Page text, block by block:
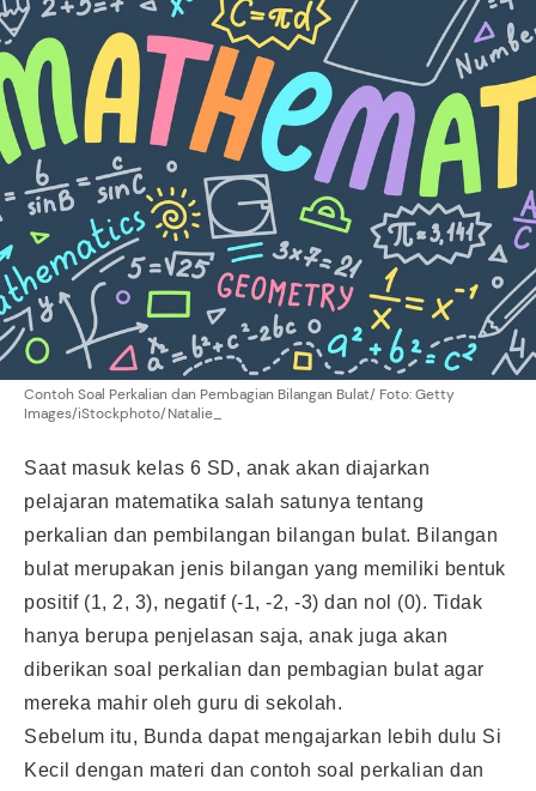
Contoh Soal Perkalian dan Pembagian Bilangan Bulat/ Foto: Getty
Images/iStockphoto/Natalie_
Saat masuk kelas 6 SD, anak akan diajarkan
pelajaran matematika salah satunya tentang
perkalian dan pembilangan bilangan bulat. Bilangan
bulat merupakan jenis bilangan yang memiliki bentuk
positif (1, 2, 3), negatif (-1, -2, -3) dan nol (0). Tidak
hanya berupa penjelasan saja, anak juga akan
diberikan soal perkalian dan pembagian bulat agar
mereka mahir oleh guru di sekolah.
Sebelum itu, Bunda dapat mengajarkan lebih dulu Si
Kecil dengan materi dan contoh soal perkalian dan